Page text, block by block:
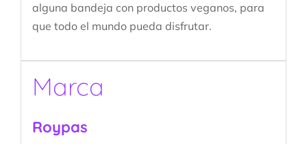
alguna bandeja con productos veganos, para
que todo el mundo pueda disfrutar.
Marca
Roypas